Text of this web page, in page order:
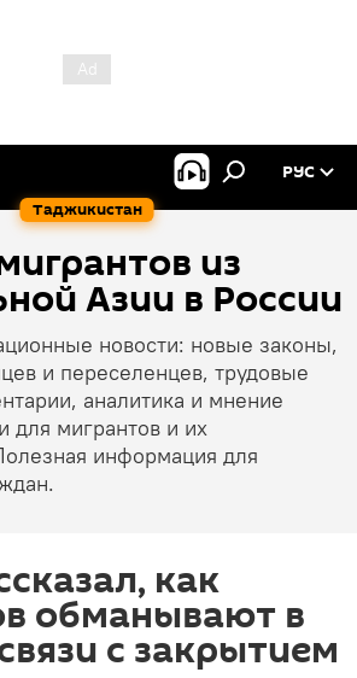
Таджикистан
РУС
из
Азии в России
новости: новые законы,
и переселенцев, трудовые
аналитика и мнение
для мигрантов и их
информация для
как
обманывают в
с закрытием